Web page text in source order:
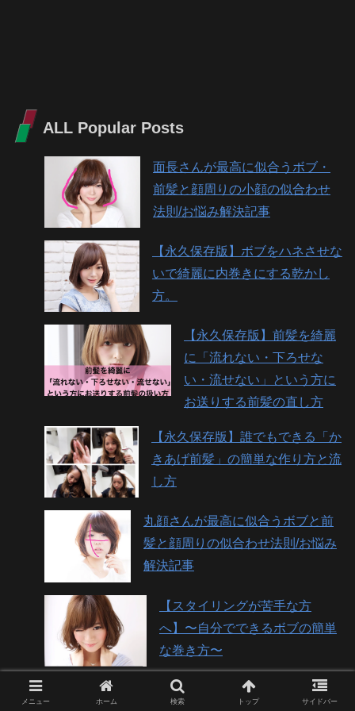
ALL Popular Posts
面長さんが最高に似合うボブ・
前髪と顔周りの小顔の似合わせ
法則/お悩み解決記事
【永久保存版】ボブをハネさせな
いで綺麗に内巻きにする乾かし
方。
【永久保存版】前髪を綺麗
に「流れない・下ろせな
い・流せない」という方に
お送りする前髪の直し方
【永久保存版】誰でもできる「か
きあげ前髪」の簡単な作り方と流
し方
丸顔さんが最高に似合うボブと前
髪と顔周りの似合わせ法則/お悩み
解決記事
【スタイリングが苦手な方
へ】〜自分でできるボブの簡単
な巻き方〜
【お悩み解決】分け目がパックリ
メニュー ホーム 検索 トップ サイドバー